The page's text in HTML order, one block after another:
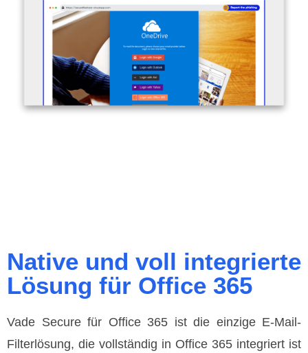
Native und voll integrierte
Lösung für Office 365
Vade Secure für Office 365 ist die einzige E-Mail-
Filterlösung, die vollständig in Office 365 integriert ist